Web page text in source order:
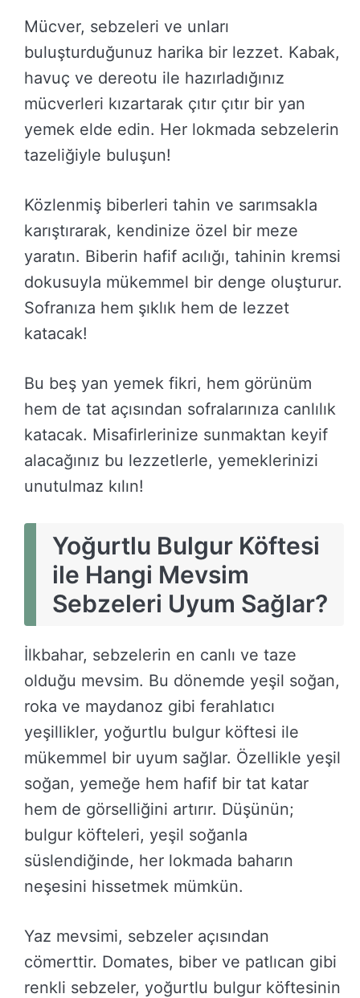
Mücver, sebzeleri ve unları
buluşturduğunuz harika bir lezzet. Kabak,
havuç ve dereotu ile hazırladığınız
mücverleri kızartarak çıtır çıtır bir yan
yemek elde edin. Her lokmada sebzelerin
tazeliğiyle buluşun!
Közlenmiş biberleri tahin ve sarımsakla
karıştırarak, kendinize özel bir meze
yaratın. Biberin hafif acılığı, tahinin kremsi
dokusuyla mükemmel bir denge oluşturur.
Sofranıza hem şıklık hem de lezzet
katacak!
Bu beş yan yemek fikri, hem görünüm
hem de tat açısından sofralarınıza canlılık
katacak. Misafirlerinize sunmaktan keyif
alacağınız bu lezzetlerle, yemeklerinizi
unutulmaz kılın!
Yoğurtlu Bulgur Köftesi
ile Hangi Mevsim
Sebzeleri Uyum Sağlar?
İlkbahar, sebzelerin en canlı ve taze
olduğu mevsim. Bu dönemde yeşil soğan,
roka ve maydanoz gibi ferahlatıcı
yeşillikler, yoğurtlu bulgur köftesi ile
mükemmel bir uyum sağlar. Özellikle yeşil
soğan, yemeğe hem hafif bir tat katar
hem de görselliğini artırır. Düşünün;
bulgur köfteleri, yeşil soğanla
süslendiğinde, her lokmada baharın
neşesini hissetmek mümkün.
Yaz mevsimi, sebzeler açısından
cömerttir. Domates, biber ve patlıcan gibi
renkli sebzeler, yoğurtlu bulgur köftesinin